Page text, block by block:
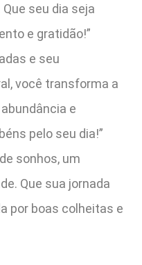
seu dia seja
e gratidão!”
e seu
você transforma a
e
pelo seu dia!”
sonhos, um
Que sua jornada
por boas colheitas e